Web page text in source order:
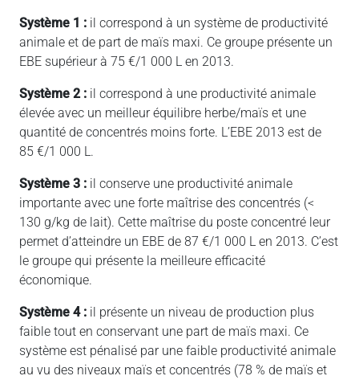
Système 1 : il correspond à un système de productivité
animale et de part de maïs maxi. Ce groupe présente un
EBE supérieur à 75 €/1 000 L en 2013.
Système 2 : il correspond à une productivité animale
élevée avec un meilleur équilibre herbe/maïs et une
quantité de concentrés moins forte. L’EBE 2013 est de
85 €/1 000 L.
Système 3 : il conserve une productivité animale
importante avec une forte maîtrise des concentrés (<
130 g/kg de lait). Cette maîtrise du poste concentré leur
permet d’atteindre un EBE de 87 €/1 000 L en 2013. C’est
le groupe qui présente la meilleure efficacité
économique.
Système 4 : il présente un niveau de production plus
faible tout en conservant une part de maïs maxi. Ce
système est pénalisé par une faible productivité animale
au vu des niveaux maïs et concentrés (78 % de maïs et